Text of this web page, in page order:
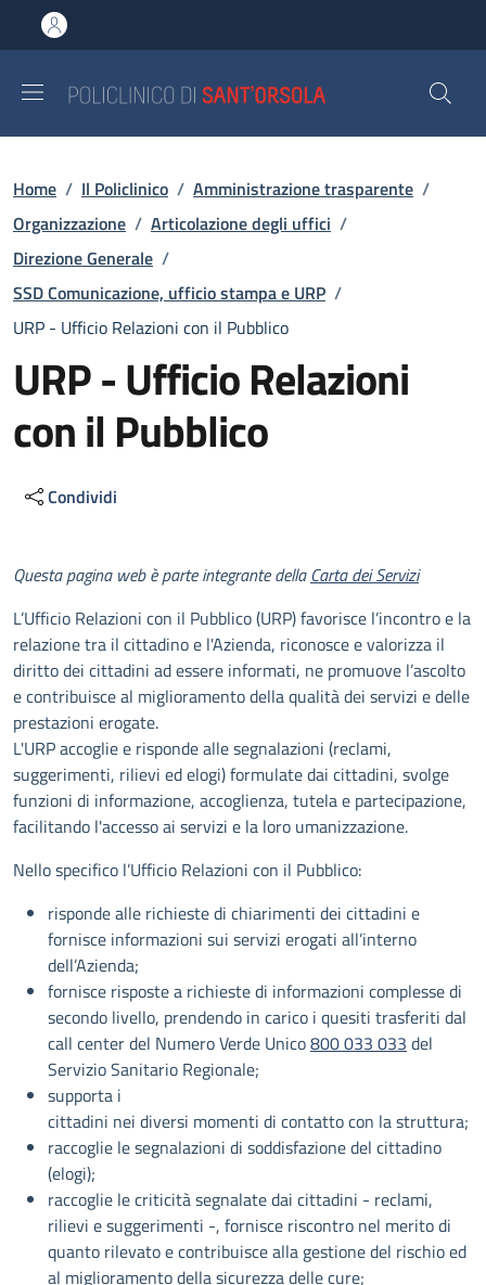
al contenuto principale
to footer content
Briciole di pane
Home / Il Policlinico / Amministrazione trasparente /
Organizzazione / Articolazione degli uffici /
Direzione Generale /
SSD Comunicazione, ufficio stampa e URP /
URP - Ufficio Relazioni con il Pubblico
URP - Ufficio Relazioni
con il Pubblico
Condividi
Descrizione
Questa pagina web è parte integrante dellaCarta dei Servizi
L’Ufficio Relazioni con il Pubblico (URP) favorisce l’incontro e la
relazione tra il cittadino e l'Azienda, riconosce e valorizza il
diritto dei cittadini ad essere informati, ne promuove l’ascolto
e contribuisce al miglioramento della qualità dei servizi e delle
prestazioni erogate.
L'URP accoglie e risponde alle segnalazioni (reclami,
suggerimenti, rilievi ed elogi) formulate dai cittadini, svolge
funzioni di informazione, accoglienza, tutela e partecipazione,
facilitando l'accesso ai servizi e la loro umanizzazione.
Nello specifico l’Ufficio Relazioni con il Pubblico:
risponde alle richieste di chiarimenti dei cittadini e
fornisce informazioni sui servizi erogati all’interno
dell’Azienda;
fornisce risposte a richieste di informazioni complesse di
secondo livello, prendendo in carico i quesiti trasferiti dal
call center del Numero Verde Unico800 033 033 del
Servizio Sanitario Regionale;
supporta i
cittadini nei diversi momenti di contatto con la struttura;
raccoglie le segnalazioni di soddisfazione del cittadino
(elogi);
raccoglie le criticità segnalate dai cittadini - reclami,
rilievi e suggerimenti -, fornisce riscontro nel merito di
quanto rilevato e contribuisce alla gestione del rischio ed
al miglioramento della sicurezza delle cure;